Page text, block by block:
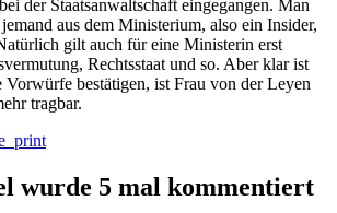
der Staatsanwaltschaft eingegangen. Man
aus dem Ministerium, also ein Insider,
gilt auch für eine Ministerin erst
Rechtsstaat und so. Aber klar ist
Vorwürfe bestätigen, ist Frau von der Leyen
tragbar.
wurde 5 mal kommentiert